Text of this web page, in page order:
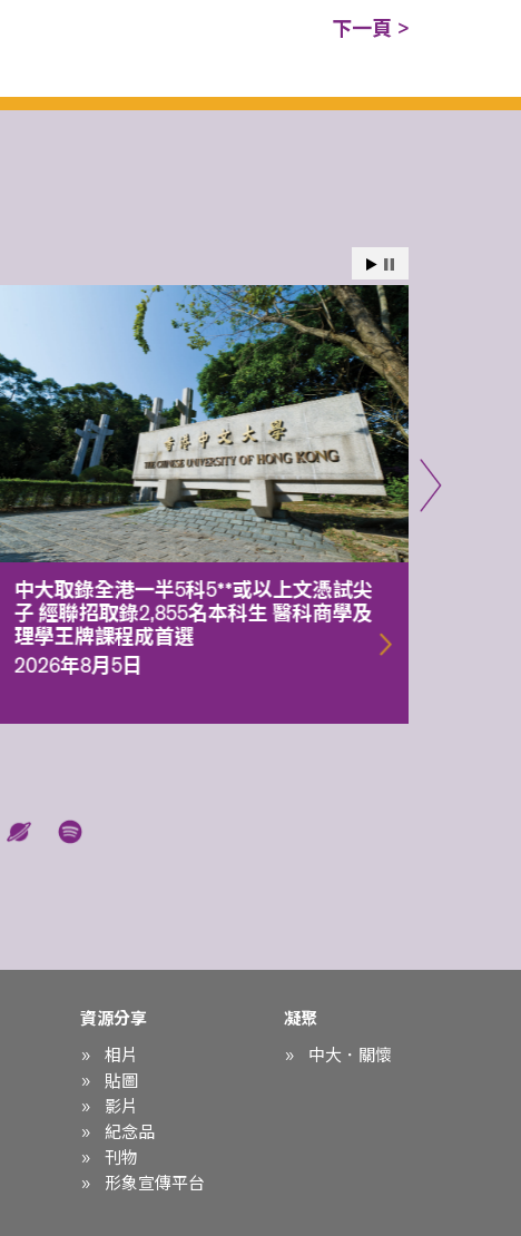
下一頁 >
中大取錄全港一半5科5**或以上文憑試尖
子 經聯招取錄2,855名本科生 醫科商學及
理學王牌課程成首選
2026年8月5日
資源分享
相片
貼圖
影片
紀念品
刊物
形象宣傳平台
凝聚
中大．關懷